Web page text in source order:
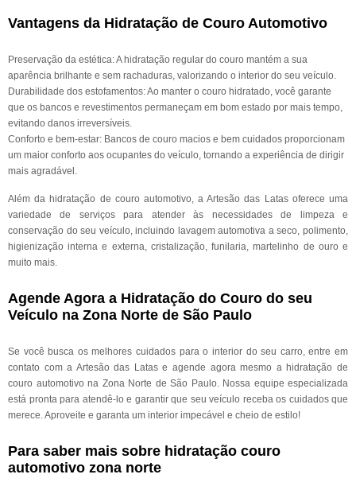
Vantagens da Hidratação de Couro Automotivo
Preservação da estética: A hidratação regular do couro mantém a sua
aparência brilhante e sem rachaduras, valorizando o interior do seu veículo.
Durabilidade dos estofamentos: Ao manter o couro hidratado, você garante
que os bancos e revestimentos permaneçam em bom estado por mais tempo,
evitando danos irreversíveis.
Conforto e bem-estar: Bancos de couro macios e bem cuidados proporcionam
um maior conforto aos ocupantes do veículo, tornando a experiência de dirigir
mais agradável.
Além da hidratação de couro automotivo, a Artesão das Latas oferece uma
variedade de serviços para atender às necessidades de limpeza e
conservação do seu veículo, incluindo lavagem automotiva a seco, polimento,
higienização interna e externa, cristalização, funilaria, martelinho de ouro e
muito mais.
Agende Agora a Hidratação do Couro do seu
Veículo na Zona Norte de São Paulo
Se você busca os melhores cuidados para o interior do seu carro, entre em
contato com a Artesão das Latas e agende agora mesmo a hidratação de
couro automotivo na Zona Norte de São Paulo. Nossa equipe especializada
está pronta para atendê-lo e garantir que seu veículo receba os cuidados que
merece. Aproveite e garanta um interior impecável e cheio de estilo!
Para saber mais sobre hidratação couro
automotivo zona norte